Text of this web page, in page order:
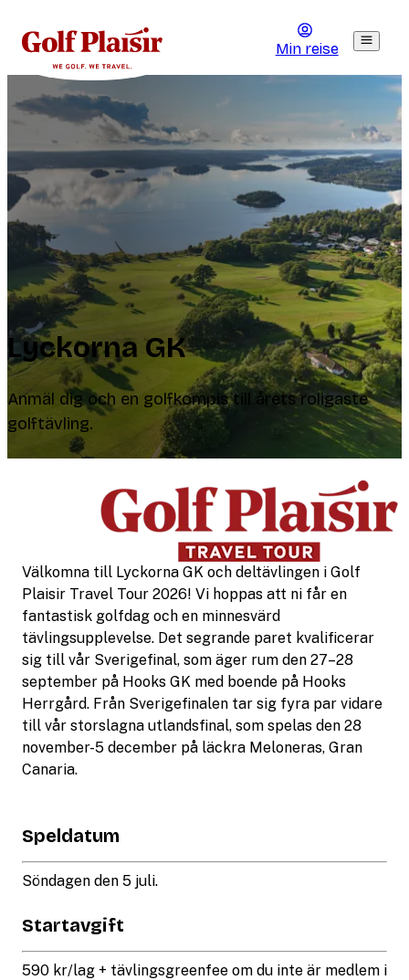
Min reise
Lyckorna GK
Anmäl dig och en golfkompis till årets roligaste
golftävling.
Välkomna till Lyckorna GK och deltävlingen i Golf
Plaisir Travel Tour 2026! Vi hoppas att ni får en
fantastisk golfdag och en minnesvärd
tävlingsupplevelse. Det segrande paret kvalificerar
sig till vår Sverigefinal, som äger rum den 27–28
september på Hooks GK med boende på Hooks
Herrgård. Från Sverigefinalen tar sig fyra par vidare
till vår storslagna utlandsfinal, som spelas den 28
november-5 december på läckra Meloneras, Gran
Canaria.
Speldatum
Söndagen den 5 juli.
Startavgift
590 kr/lag + tävlingsgreenfee om du inte är medlem i